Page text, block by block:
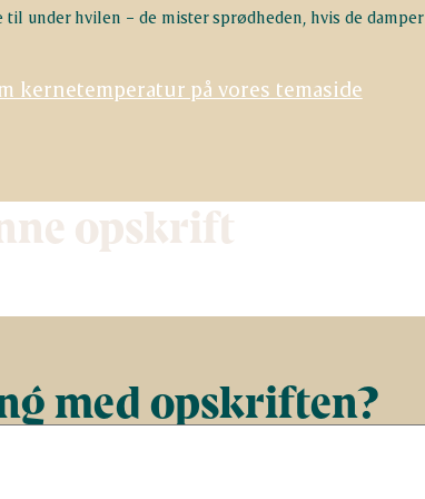
under hvilen – de mister sprødheden, hvis de damper
kernetemperatur på vores temaside
opskrift
med opskriften?